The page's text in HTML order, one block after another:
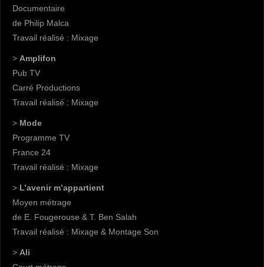
Documentaire
de Philip Malca
Travail réalisé : Mixage
> Amplifon
Pub TV
Carré Productions
Travail réalisé : Mixage
> Mode
Programme TV
France 24
Travail réalisé : Mixage
> L’avenir m’appartient
Moyen métrage
de E. Fougerouse & T. Ben Salah
Travail réalisé : Mixage & Montage Son
> Ali